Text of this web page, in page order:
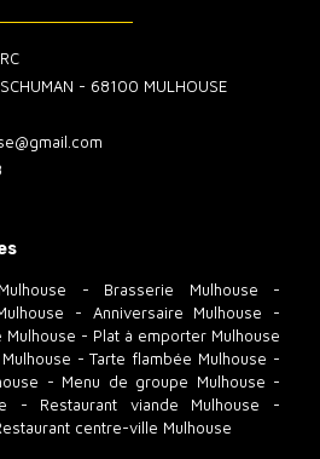
SCHUMAN - 68100 MULHOUSE
- Brasserie Mulhouse -
- Anniversaire Mulhouse -
Mulhouse - Plat à emporter Mulhouse
-Tarte flambée Mulhouse -
- Menu de groupe Mulhouse -
- Restaurant viande Mulhouse -
centre-ville Mulhouse